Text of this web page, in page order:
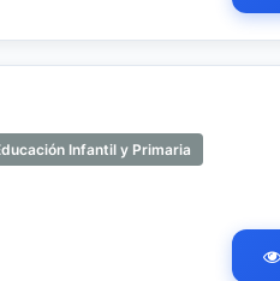
Infantil y Primaria